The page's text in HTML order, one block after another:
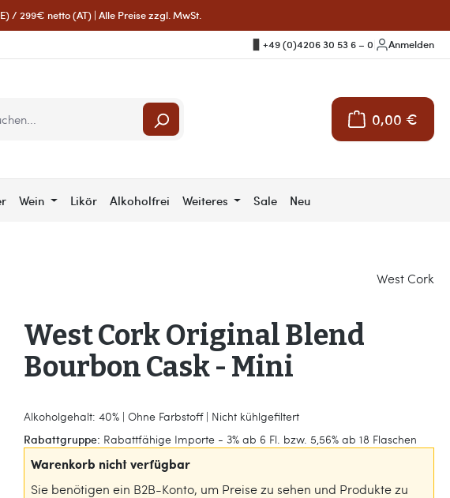
/ 299€ netto (AT) | Alle Preise zzgl. MwSt.
+49 (0)4206 30 53 6 – 0 Anmelden
0,00 €
Warenkorb
Wein Likör Alkoholfrei Weiteres Sale Neu
West Cork
West Cork Original Blend
Bourbon Cask - Mini
Alkoholgehalt: 40% | Ohne Farbstoff | Nicht kühlgefiltert
Rabattgruppe: Rabattfähige Importe - 3% ab 6 Fl. bzw. 5,56% ab 18 Flaschen
Warenkorb nicht verfügbar
Sie benötigen ein B2B-Konto, um Preise zu sehen und Produkte zu